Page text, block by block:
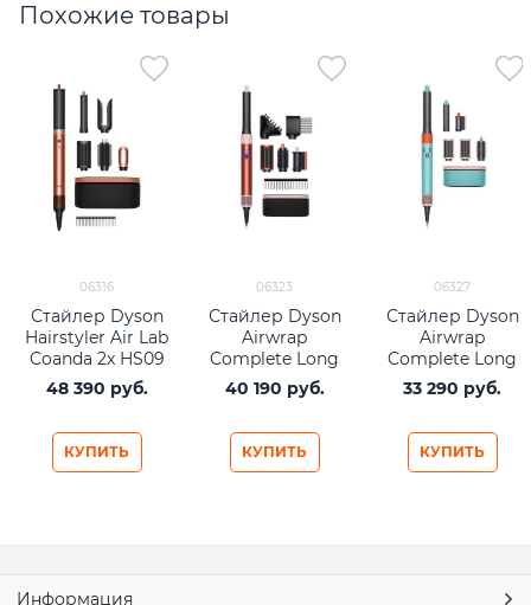
Похожие товары
06316
Стайлер Dyson
Hairstyler Air Lab
Coanda 2x HS09
Straight+Wavy
(2025) Amber Silk
48 390 руб.
КУПИТЬ
06323
Стайлер Dyson
Airwrap
Complete Long
Diffuse HS05
Strawberry
Pink (бронза/
40 190 руб.
КУПИТЬ
06327
Стайлер Dyson
Airwrap
Complete Long
HS05 Ceramic
Pop
33 290 руб.
КУПИТЬ
Информация